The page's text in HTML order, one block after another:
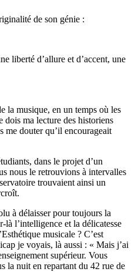
de son génie :
liberté d’allure et d’accent, une
la musique, en un temps où les
dois ma lecture des historiens
me douter qu’il encourageait
dans le projet d’un
nous le retrouvions à intervalles
trouvaient ainsi un
à délaisser pour toujours la
là l’intelligence et la délicatesse
musicale ? C’est
je voyais, là aussi : « Mais j’ai
supérieur. Vous
la nuit en repartant du 42 rue de